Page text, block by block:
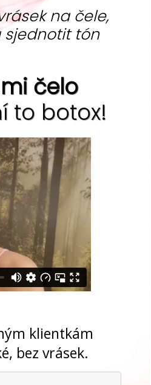
proč
na čele,
sjednotit tón
čelo
to botox!
klientkám
bez vrásek.